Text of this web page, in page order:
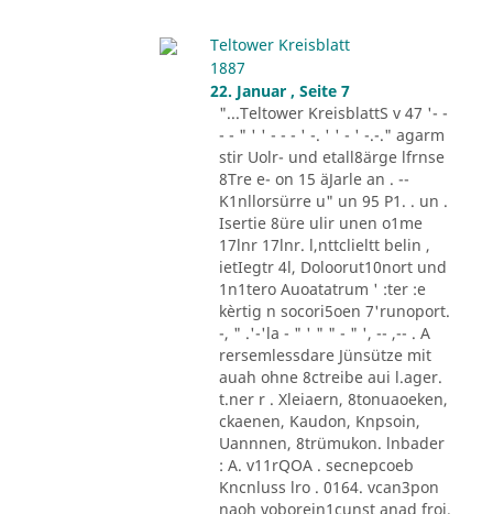
Teltower Kreisblatt
1887
22. Januar , Seite 7
"...Teltower KreisblattS v 47 '- -
- - " ' ' - - - ' -. ' ' - ' -.-." agarm
stir Uolr- und etall8ärge lfrnse
8Tre e- on 15 äJarle an . --
K1nllorsürre u" un 95 P1. . un .
Isertie 8üre ulir unen o1me
17lnr 17lnr. l,nttclieltt belin ,
ietIegtr 4l, Doloorut10nort und
1n1tero Auoatatrum ' :ter :e
kèrtig n socori5oen 7'runoport.
-, " .'-'la - " ' " " - " ', -- ,-- . A
rersemlessdare Jünsütze mit
auah ohne 8ctreibe aui l.ager.
t.ner r . Xleiaern, 8tonuaoeken,
ckaenen, Kaudon, Knpsoin,
Uannnen, 8trümukon. lnbader
: A. v11rQOA . secnepcoeb
Kncnluss lro . 0164. vcan3pon
naoh voborein1cunst anad froi.